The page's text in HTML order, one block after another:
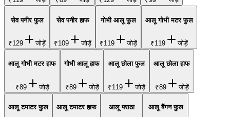
सेव पनीर फुल
₹129 जोड़ें
सेव पनीर हाफ
₹109 जोड़ें
गोभी आलू फुल
₹119 जोड़ें
आलू गोभी मटर फुल
₹119 जोड़ें
आलू गोभी मटर हाफ
₹89 जोड़ें
गोभी आलू हाफ
₹89 जोड़ें
आलू छोला फुल
₹119 जोड़ें
आलू छोला हाफ
₹89 जोड़ें
आलू टमाटर फुल आलू टमाटर हाफ आलू पराठा आलू बैंगन फुल